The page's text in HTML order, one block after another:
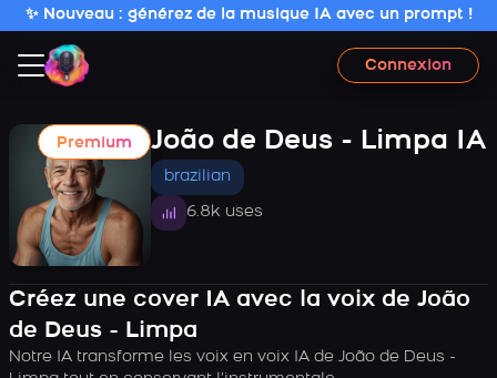
✨ Nouveau : générez de la musique IA avec un prompt !
Connexion
Premium João de Deus - Limpa IA
brazilian
6.8k uses
Créez une cover IA avec la voix de João
de Deus - Limpa
Notre IA transforme les voix en voix IA de João de Deus -